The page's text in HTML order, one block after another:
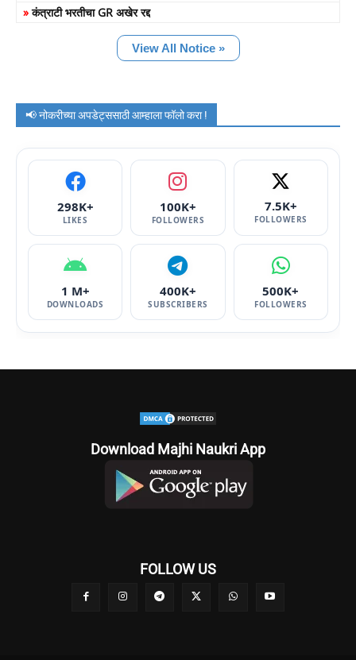
»कंत्राटी भरतीचा GR अखेर रद्द
View All Notice »
📢 नोकरीच्या अपडेट्ससाठी आम्हाला फॉलो करा !
298K+
LIKES
100K+
FOLLOWERS
7.5K+
FOLLOWERS
1 M+
DOWNLOADS
400K+
SUBSCRIBERS
500K+
FOLLOWERS
Download Majhi Naukri App
FOLLOW US